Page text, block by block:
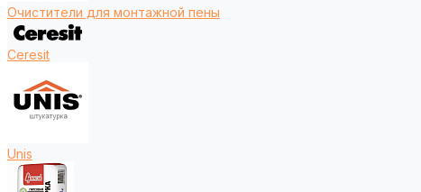
Очистители для монтажной пены
Ceresit
Unis